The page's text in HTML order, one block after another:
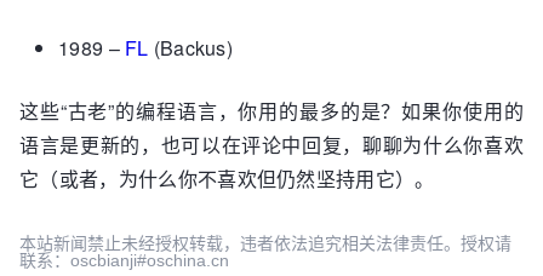
1989 – FL (Backus)
这些“古老”的编程语言，你用的最多的是？如果你使用的
语言是更新的，也可以在评论中回复，聊聊为什么你喜欢
它（或者，为什么你不喜欢但仍然坚持用它）。
本站新闻禁止未经授权转载，违者依法追究相关法律责任。授权请
联系：oscbianji#oschina.cn